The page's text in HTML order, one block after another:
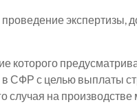
экспертизы,
которого
СФР с целью выплаты
на производстве